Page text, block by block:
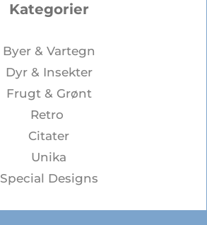
Kategorier
Byer & Vartegn
Dyr & Insekter
Frugt & Grønt
Retro
Citater
Unika
Special Designs